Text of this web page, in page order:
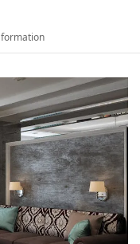
formation